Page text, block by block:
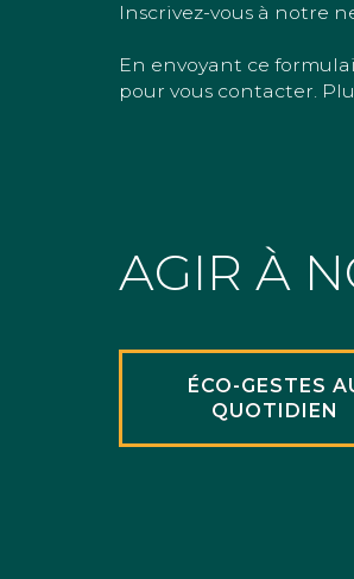
Inscrivez-vous à notre
En envoyant ce
pour vous contacter.
AGIR À
ÉCO-GESTES
QUOTIDIEN